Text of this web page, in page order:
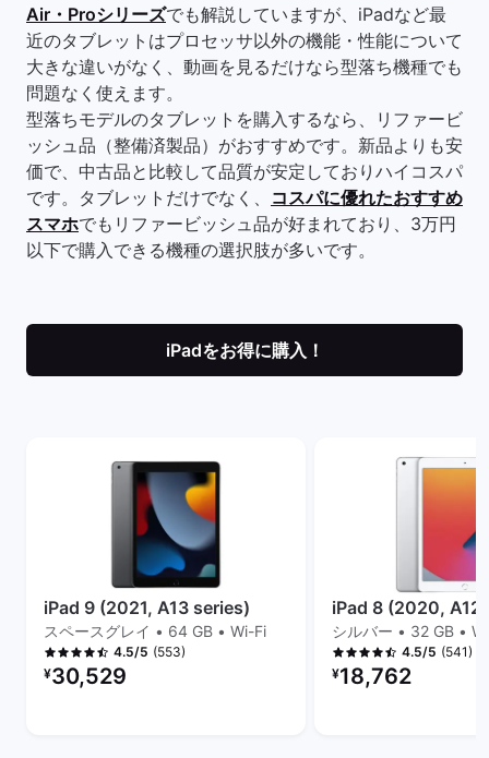
Air・Proシリーズでも解説していますが、iPadなど最
近のタブレットはプロセッサ以外の機能・性能について
大きな違いがなく、動画を見るだけなら型落ち機種でも
問題なく使えます。
型落ちモデルのタブレットを購入するなら、リファービ
ッシュ品（整備済製品）がおすすめです。新品よりも安
価で、中古品と比較して品質が安定しておりハイコスパ
です。タブレットだけでなく、 コスパに優れたおすすめ
スマホでもリファービッシュ品が好まれており、3万円
以下で購入できる機種の選択肢が多いです。
iPadをお得に購入！
iPad 9 (2021, A13 series)
スペースグレイ • 64 GB • Wi-Fi
4.5/5 (553)
リファービッシュ品の価格：
¥30,529
iPad 8 (2020, A12
シルバー • 32 GB •
4.5/5 (541)
リファービッシュ品の
¥18,762